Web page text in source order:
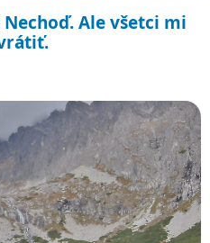
Ale všetci mi